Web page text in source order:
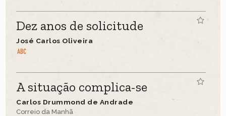
Dez anos de solicitude
José Carlos Oliveira
A situação complica-se
Carlos Drummond de Andrade
Correio da Manhã